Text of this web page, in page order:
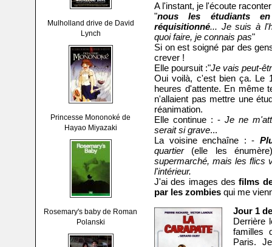
Mulholland drive de David
Lynch
Princesse Mononoké de
Hayao Miyazaki
Rosemary's baby de Roman
Polanski
A l'instant, je l'écoute
"nous les étudiants
réquisitionné... Je suis à
quoi faire, je connais pas"
Si on est soigné par des
crever !
Elle poursuit :"Je vais peut-
Oui voilà, c'est bien ça. Le
heures d'attente. En même
n'allaient pas mettre une
réanimation.
Elle continue : - Je ne
serait si grave...
La voisine enchaîne : -
quartier(elle les
supermarché, mais les flics
l'intérieur.
J'ai des images desfilms
par les zombies qui me
Jour 1
Derrière
familles
Paris.